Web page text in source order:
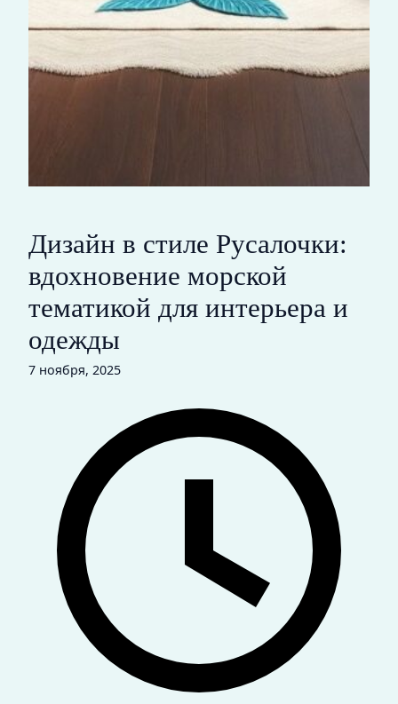
Дизайн в стиле Русалочки:
вдохновение морской
тематикой для интерьера и
одежды
7 ноября, 2025